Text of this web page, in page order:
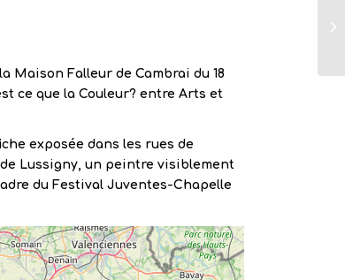
Maison Falleur de Cambrai du 18
ce que la Couleur? entre Arts et
exposée dans les rues de
Lussigny, un peintre visiblement
du Festival Juventes-Chapelle